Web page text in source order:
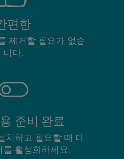
편한
제거할 필요가 없습
니다.
준비 완료
치하고 필요할 때 데
를 활성화하세요.